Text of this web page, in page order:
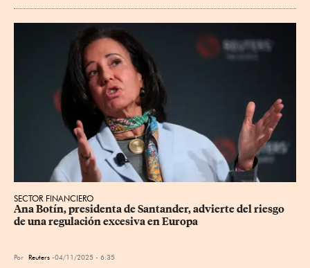
SECTOR FINANCIERO
Ana Botín, presidenta de Santander, advierte del riesgo
de una regulación excesiva en Europa
Por Reuters 04/11/2025 - 6:35